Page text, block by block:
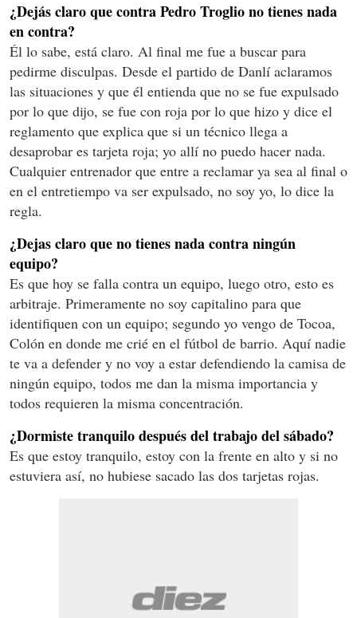
¿Dejás claro que contra Pedro Troglio no tienes nada
en contra?
Él lo sabe, está claro. Al final me fue a buscar para
pedirme disculpas. Desde el partido de Danlí aclaramos
las situaciones y que él entienda que no se fue expulsado
por lo que dijo, se fue con roja por lo que hizo y dice el
reglamento que explica que si un técnico llega a
desaprobar es tarjeta roja; yo allí no puedo hacer nada.
Cualquier entrenador que entre a reclamar ya sea al final o
en el entretiempo va ser expulsado, no soy yo, lo dice la
regla.
¿Dejas claro que no tienes nada contra ningún
equipo?
Es que hoy se falla contra un equipo, luego otro, esto es
arbitraje. Primeramente no soy capitalino para que
identifiquen con un equipo; segundo yo vengo de Tocoa,
Colón en donde me crié en el fútbol de barrio. Aquí nadie
te va a defender y no voy a estar defendiendo la camisa de
ningún equipo, todos me dan la misma importancia y
todos requieren la misma concentración.
¿Dormiste tranquilo después del trabajo del sábado?
Es que estoy tranquilo, estoy con la frente en alto y si no
estuviera así, no hubiese sacado las dos tarjetas rojas.